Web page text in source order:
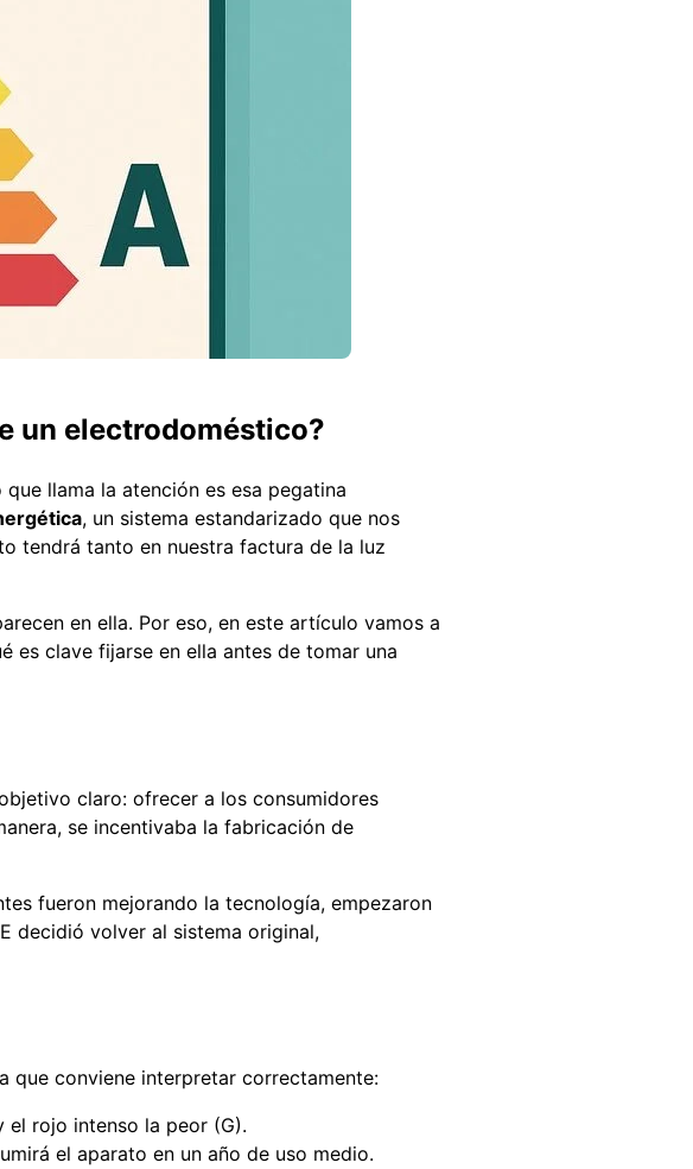
un electrodoméstico?
llama la atención es esa pegatina
, un sistema estandarizado que nos
tendrá tanto en nuestra factura de la luz
en ella. Por eso, en este artículo vamos a
es clave fijarse en ella antes de tomar una
claro: ofrecer a los consumidores
se incentivaba la fabricación de
fueron mejorando la tecnología, empezaron
decidió volver al sistema original,
que conviene interpretar correctamente:
el rojo intenso la peor (G).
el aparato en un año de uso medio.